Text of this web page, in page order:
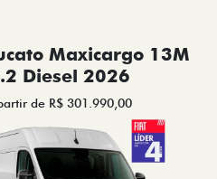
Maxicargo 13M
Diesel 2026
de R$ 301.990,00